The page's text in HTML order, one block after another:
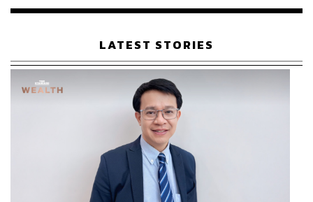
เรือนไทยที่ถูกซุกไว้
LATEST STORIES